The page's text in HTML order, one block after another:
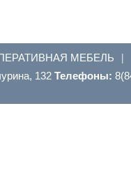
МЕБЕЛЬ |
132 Телефоны: